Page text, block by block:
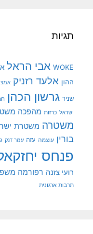
תגיות
WOKE אבי הראל
ההון אלעד רזניק
שניר גרשון הכהן
ישראל כרזות מהפכה
משטרה משטרת
בורין עוצמה עזה עמר דנק
פנחס
רועי צזנה רפורמה
תרבות ארגונית